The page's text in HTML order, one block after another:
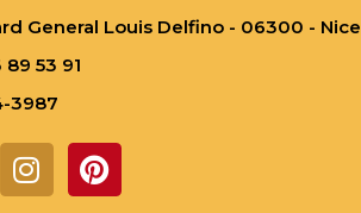
General Louis Delfino - 06300 - Nice
53 91
3987
I
n
P
i